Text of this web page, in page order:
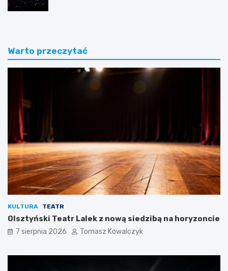
Warto przeczytać
KULTURA TEATR
Olsztyński Teatr Lalek z nową siedzibą na horyzoncie
7 sierpnia 2026 Tomasz Kowalczyk